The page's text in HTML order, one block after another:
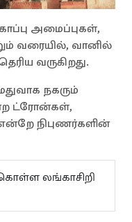
அமைப்புகள்,
வரையில், வானில்
வருகிறது.
நகரும்
ட்ரோன்கள்,
நிபுணர்களின்
லங்காசிறி